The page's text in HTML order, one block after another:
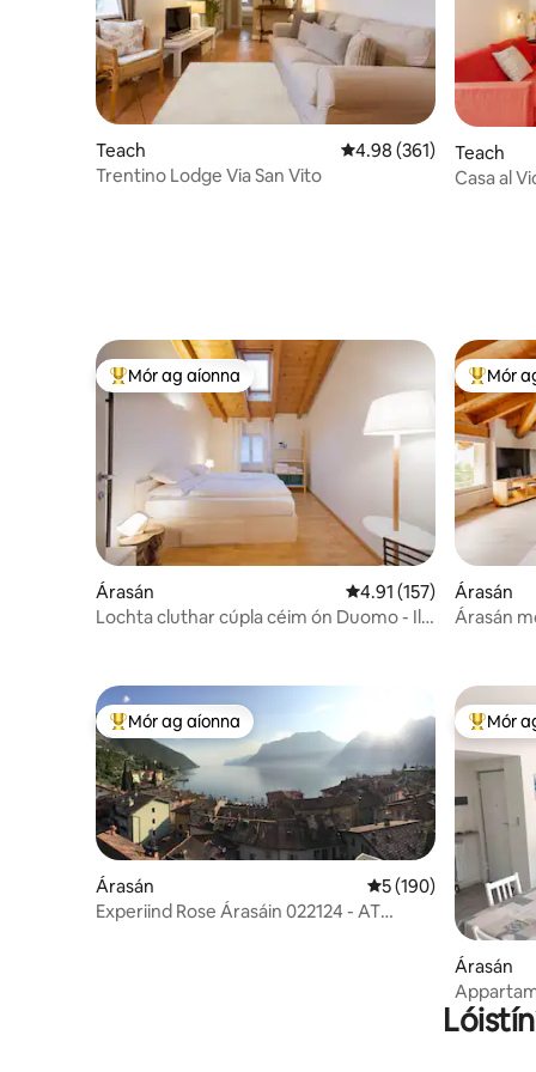
Teach Meánrátáil 4.98 as 5,
4.98 (361)
Trentino Lodge Via San Vito
Teach
Casa al
An-mhór ag aíonna
Mór ag aíonna
Árasán Meánrátáil 4.91 as 5,
4.91 (157)
Lochta cluthar cúpla céim ón Duomo - Il
An-Mór
Árasán
Árasán
An-mhór ag aíonna
Mór ag aíonna
Árasán Meánrátáil 5 as 5,
5 (190)
Experiind Rose Árasáin 022124 - AT
An-Mór
Árasán
-484363